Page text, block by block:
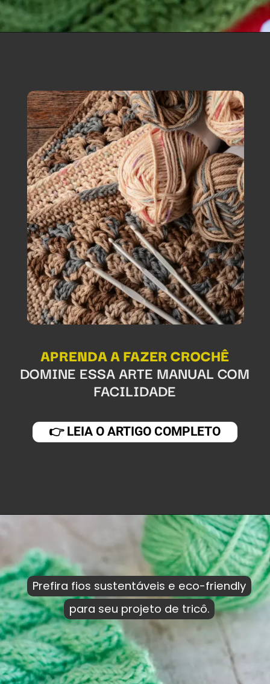
APRENDA A FAZER CROCHÊ
DOMINE ESSA ARTE MANUAL COM
FACILIDADE
👉 LEIA O ARTIGO COMPLETO
Prefira fios sustentáveis e eco-friendly
para seu projeto de tricô.
Prefira fios sustentáveis e eco-friendly
para seu projeto de tricô.